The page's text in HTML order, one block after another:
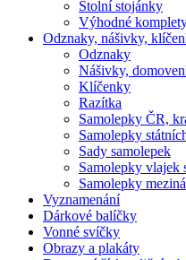
Stolní stojánky
Výhodné
Odznaky, nášivky,
Odznaky
Nášivky,
Klíčenky
Razítka
Samolepky ČR,
Samolepky
Sady samolepek
Samolepky vlajek
Samolepky
Vyznamenání
Dárkové balíčky
Vonné svíčky
Obrazy a plakáty